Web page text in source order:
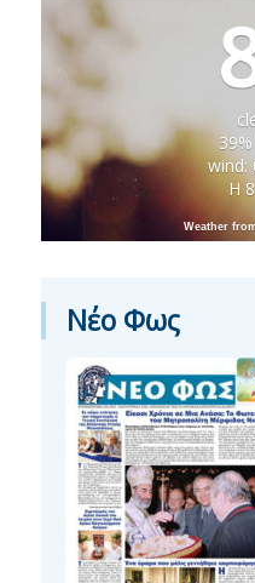
wind:
H
Weather
Νέο Φως